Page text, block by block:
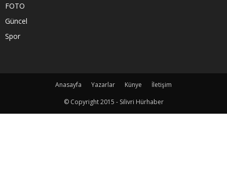
FOTO
Güncel
Spor
Anasayfa Yazarlar Künye
İletişim
© Copyright 2015 - Silivri Hürhaber